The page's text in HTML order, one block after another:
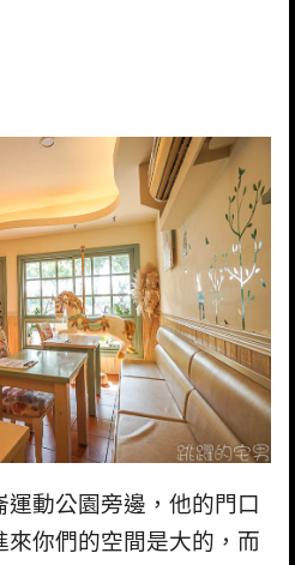
運動公園旁邊，他的門口
你們的空間是大的，而